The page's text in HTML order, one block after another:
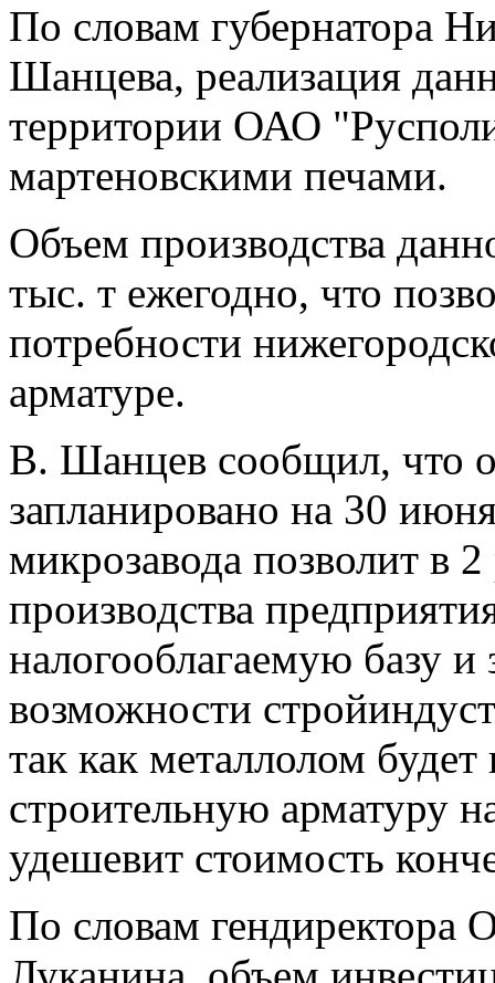
По словам губернатора
Шанцева, реализация
территории ОАО
мартеновскими печами.
Объем производства
тыс. т ежегодно, что
потребности
арматуре.
В. Шанцев сообщил, что
запланировано на 30
микрозавода позволит в
производства
налогооблагаемую базу
возможности
так как металлолом будет
строительную арматуру
удешевит стоимость
По словам